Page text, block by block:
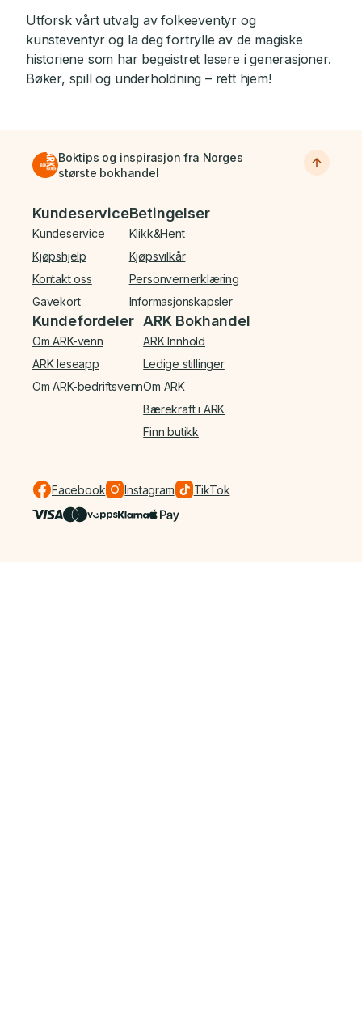
Utforsk vårt utvalg av folkeeventyr og
kunsteventyr og la deg fortrylle av de magiske
historiene som har begeistret lesere i generasjoner.
Bøker, spill og underholdning – rett hjem!
Boktips og inspirasjon fra Norges
største bokhandel
Bunnmeny
Kundeservice
Kundeservice
Kjøpshjelp
Kontakt oss
Gavekort
Betingelser
Klikk&Hent
Kjøpsvilkår
Personvernerklæring
Informasjonskapsler
Kundefordeler
Om ARK-venn
ARK leseapp
Om ARK-bedriftsvenn
ARK Bokhandel
ARK Innhold
Ledige stillinger
Om ARK
Bærekraft i ARK
Finn butikk
Facebook Instagram TikTok